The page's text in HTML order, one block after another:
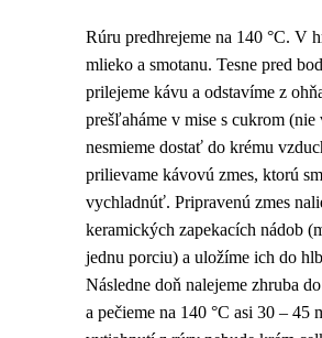
Rúru predhrejeme na 140 °C. V
mlieko a smotanu. Tesne pred
prilejeme kávu a odstavíme z
prešľaháme v mise s cukrom (nie
nesmieme dostať do krému
prilievame kávovú zmes, ktorú
vychladnúť. Pripravenú zmes
keramických zapekacích nádob
jednu porciu) a uložíme ich do
Následne doň nalejeme zhruba
a pečieme na 140 °C asi 30 – 45